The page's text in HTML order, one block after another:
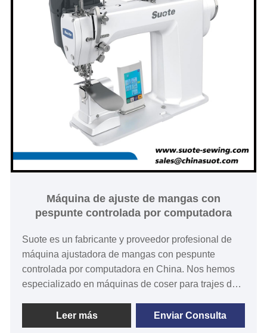
Máquina de ajuste de mangas con
pespunte controlada por computadora
Suote es un fabricante y proveedor profesional de
máquina ajustadora de mangas con pespunte
controlada por computadora en China. Nos hemos
especializado en máquinas de coser para trajes de
tecnología profesional, sistema de servicio perfecto
de alta calidad y experiencia en producción durante
Leer más Enviar Consulta